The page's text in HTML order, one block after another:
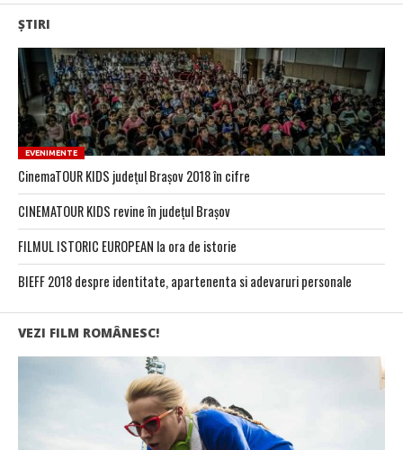
ȘTIRI
EVENIMENTE
CinemaTOUR KIDS județul Brașov 2018 în cifre
CINEMATOUR KIDS revine în județul Brașov
FILMUL ISTORIC EUROPEAN la ora de istorie
BIEFF 2018 despre identitate, apartenenta si adevaruri personale
VEZI FILM ROMÂNESC!